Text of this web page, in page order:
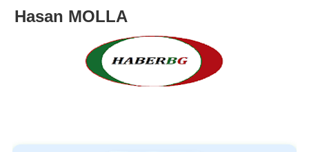
Hasan MOLLA